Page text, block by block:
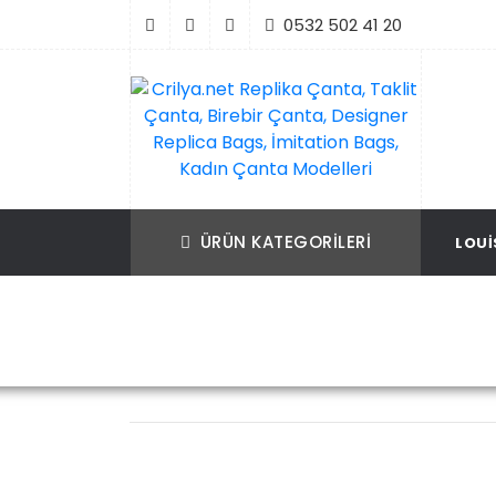
0532 502 41 20
Kadın Çanta Modelleri
ÜRÜN KATEGORILERI